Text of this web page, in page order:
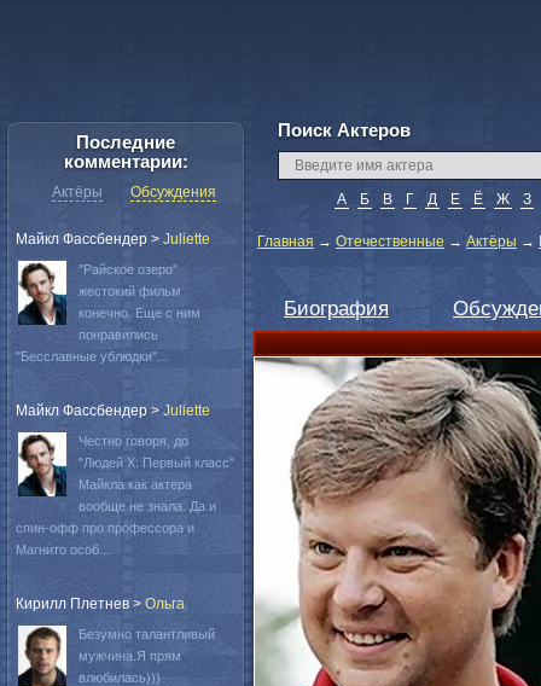
Поиск Актеров
А Б В Г Д Е Ё Ж З
Главная → Отечественные → Актёры →
Биография
Последние
комментарии:
Актёры Обсуждения
Майкл Фассбендер > Juliette
"Райское озеро"
жестокий фильм
конечно. Еще с ним
понравились
"Бесславные ублюдки"...
Майкл Фассбендер > Juliette
Честно говоря, до
"Людей Х: Первый класс"
Майкла как актера
вообще не знала. Да и
спин-офф про профессора и
Магнито особ...
Кирилл Плетнев > Oльга
Безумно талантливый
мужчина.Я прям
влюбилась)))